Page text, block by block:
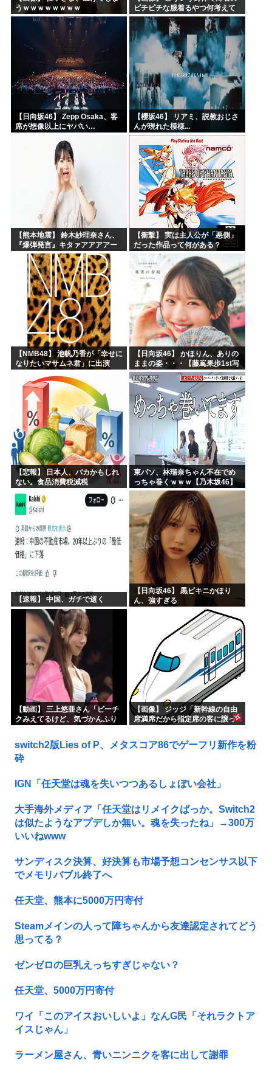
うｗｗｗｗｗｗｗｗ
ピチピチな服着るやつ何考えて
るんだよ
【日向坂46】 Zepp Osaka、客
席が想像以上にヤバい…
【櫻坂46】 リアミ、説教おじさ
んが現れた模様...
【熊本地震】 鈴木紗理奈さん、
『爆弾発言』キタァアアアアー
ーーーーー！！
【衝撃】 実は主人公が「悪側」
だった作品って何がある？
【NMB48】 池帆乃香が「幸せに
なりたいマサムネ君」に出演
【日向坂46】 かほりん、ありの
ままの姿・・・【藤嶌果歩1st写
真集】
【悲報】 日本人、バカかもしれ
ない。食品消費税減税
賛成してしまう
東パソ、林瑠奈ちゃん不在でめ
っちゃ巻くｗｗｗ【乃木坂46】
【速報】 中国、ガチで逝く
【日向坂46】 黒ビキニかほり
ん、強すぎる
【動画】 三上悠亜さん「ビーチ
クみえてるけど、気づかんふり
【画像】 ジッジ「新幹線の自由
席満席だから指定席の客に譲っ
switch2版Lies of P、メタスコア86でゲーフリ新作を粉
砕
IGN「任天堂は魂を失いつつあるしょぼい会社」
大手海外メディア「任天堂はリメイクばっか。Switch2
は似たようなアプデしか無い。魂を失ったね」→300万
いいねwww
サンディスク決算、好決算も市場予想コンセンサス以下
でメモリバブル終了へ
任天堂、熊本に5000万円寄付
Steamメインの人って障ちゃんから友達認定されてどう
思ってる？
ゼンゼロの巨乳えっちすぎじゃない？
任天堂、5000万円寄付
ワイ「このアイスおいしいよ」なんG民「それラクトア
イスじゃん」
ラーメン屋さん、青いニンニクを客に出して謝罪